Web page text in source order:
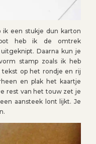
een stukje dun karton
heb ik de omtrek
Daarna kun je
stamp zoals ik heb
tekst op het rondje en rij
en plak het kaartje
rest van het touw zet je
aansteek lont lijkt. Je